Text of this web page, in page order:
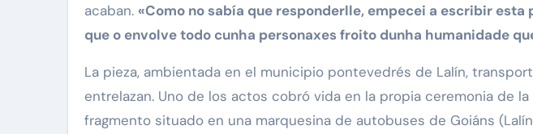
acaban. «Como no sabía que responderlle, empecei a escribir esta
que o envolve todo cunha personaxes froito dunha humanidade
La pieza, ambientada en el municipio pontevedrés de Lalín,
entrelazan. Uno de los actos cobró vida en la propia ceremonia de
fragmento situado en una marquesina de autobuses de Goiáns